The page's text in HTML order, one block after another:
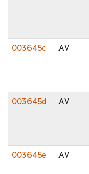
003645c AV
003645d AV
003645e AV